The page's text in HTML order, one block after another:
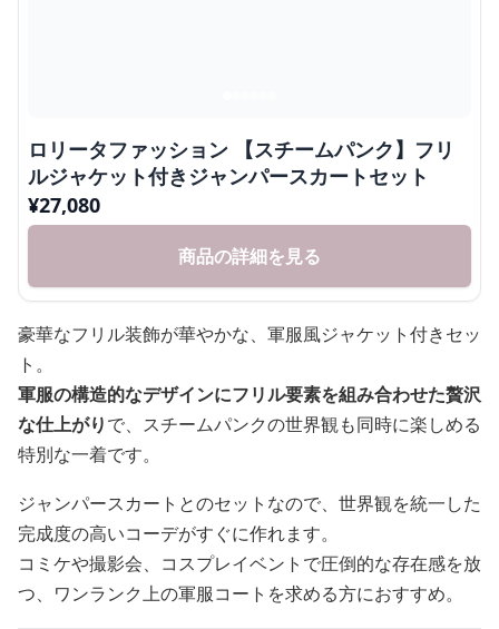
ロリータファッション 【スチームパンク】フリ
ルジャケット付きジャンパースカートセット
¥27,080
商品の詳細を見る
豪華なフリル装飾が華やかな、軍服風ジャケット付きセッ
ト。
軍服の構造的なデザインにフリル要素を組み合わせた贅沢
な仕上がりで、スチームパンクの世界観も同時に楽しめる
特別な一着です。
ジャンパースカートとのセットなので、世界観を統一した
完成度の高いコーデがすぐに作れます。
コミケや撮影会、コスプレイベントで圧倒的な存在感を放
つ、ワンランク上の軍服コートを求める方におすすめ。